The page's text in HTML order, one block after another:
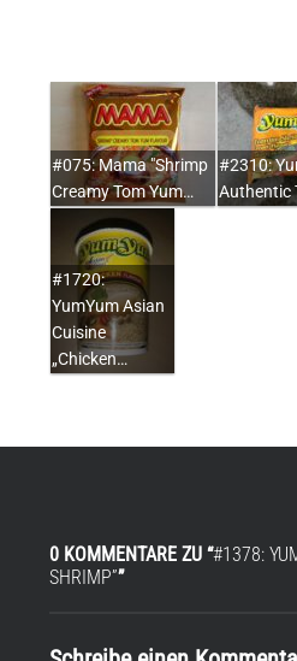
#075: Mama "Shrimp
Creamy Tom Yum…
#2310:
Authentic
#1720:
YumYum Asian
Cuisine
„Chicken…
0 KOMMENTARE ZU “#1378:
SHRIMP””